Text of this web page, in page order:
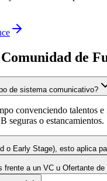
de
de sistema comunicativo?
convenciendo talentos
seguras o estancamientos.
o Early Stage), esto aplica
a un VC u Ofertante de